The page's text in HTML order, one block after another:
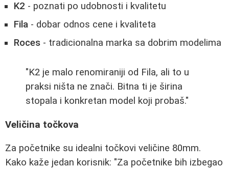
K2 - poznati po udobnosti i kvalitetu
Fila - dobar odnos cene i kvaliteta
Roces - tradicionalna marka sa dobrim modelima
"K2 je malo renomiraniji od Fila, ali to u
praksi ništa ne znači. Bitna ti je širina
stopala i konkretan model koji probaš."
Veličina točkova
Za početnike su idealni točkovi veličine 80mm.
Kako kaže jedan korisnik: "Za početnike bih izbegao